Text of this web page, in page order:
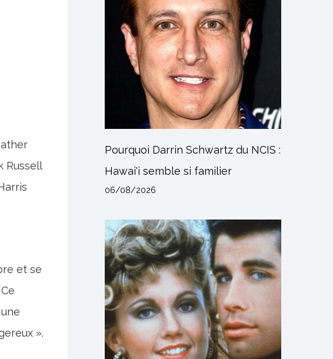
Russell
et se
».
Pourquoi Darrin Schwartz du NCIS :
Hawai'i semble si familier
06/08/2026